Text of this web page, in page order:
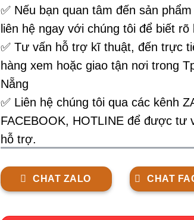
✅ Nếu bạn quan tâm đến sản
liên hệ ngay với chúng tôi để biết rõ
✅ Tư vấn hỗ trợ kĩ thuật, đến trực
hàng xem hoặc giao tận nơi trong
Nẵng
✅ Liên hệ chúng tôi qua các kênh
FACEBOOK, HOTLINE để được tư
hỗ trợ.
CHAT ZALO CHAT